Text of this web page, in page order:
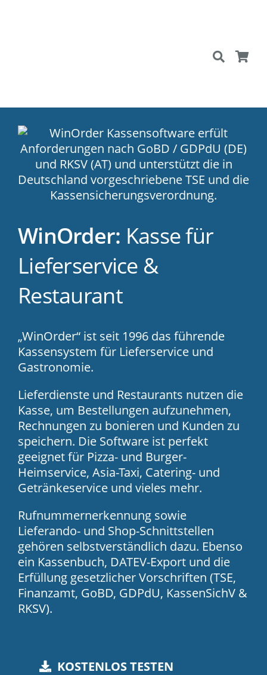
WinOrder: Kasse für
Lieferservice &
Restaurant
„WinOrder“ ist seit 1996 das führende
Kassensystem für Lieferservice und
Gastronomie.
Lieferdienste und Restaurants nutzen die
Kasse, um Bestellungen aufzunehmen,
Rechnungen zu bonieren und Kunden zu
speichern. Die Software ist perfekt
geeignet für Pizza- und Burger-
Heimservice, Asia-Taxi, Catering- und
Getränkeservice und vieles mehr.
Rufnummernerkennung sowie
Lieferando- und Shop-Schnittstellen
gehören selbstverständlich dazu. Ebenso
ein Kassenbuch, DATEV-Export und die
Erfüllung gesetzlicher Vorschriften (TSE,
Finanzamt, GoBD, GDPdU, KassenSichV &
RKSV).
KOSTENLOS TESTEN